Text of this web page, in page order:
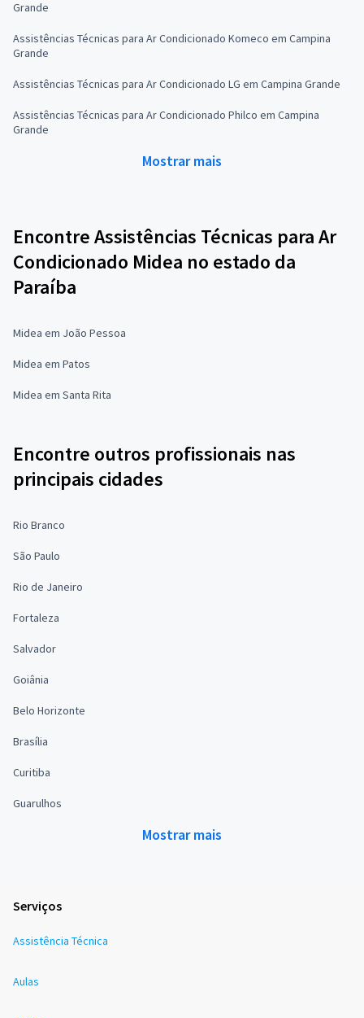
Grande
Assistências Técnicas para Ar Condicionado Komeco em Campina
Grande
Assistências Técnicas para Ar Condicionado LG em Campina Grande
Assistências Técnicas para Ar Condicionado Philco em Campina
Grande
Mostrar mais
Encontre Assistências Técnicas para Ar
Condicionado Midea no estado da
Paraíba
Midea em João Pessoa
Midea em Patos
Midea em Santa Rita
Encontre outros profissionais nas
principais cidades
Rio Branco
São Paulo
Rio de Janeiro
Fortaleza
Salvador
Goiânia
Belo Horizonte
Brasília
Curitiba
Guarulhos
Mostrar mais
Serviços
Assistência Técnica
Aulas